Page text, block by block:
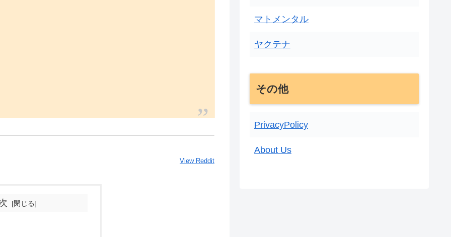
View Reddit
マトメンタル
ヤクテナ
その他
PrivacyPolicy
About Us